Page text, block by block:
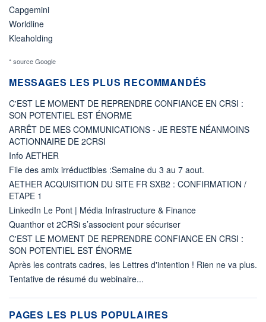
Capgemini
Worldline
Kleaholding
* source Google
MESSAGES LES PLUS RECOMMANDÉS
C'EST LE MOMENT DE REPRENDRE CONFIANCE EN CRSI :
SON POTENTIEL EST ÉNORME
ARRÊT DE MES COMMUNICATIONS - JE RESTE NÉANMOINS
ACTIONNAIRE DE 2CRSI
Info AETHER
File des amix irréductibles :Semaine du 3 au 7 aout.
AETHER ACQUISITION DU SITE FR SXB2 : CONFIRMATION /
ETAPE 1
LinkedIn Le Pont | Média Infrastructure & Finance
Quanthor et 2CRSi s’associent pour sécuriser
C'EST LE MOMENT DE REPRENDRE CONFIANCE EN CRSI :
SON POTENTIEL EST ÉNORME
Après les contrats cadres, les Lettres d'intention ! Rien ne va plus.
Tentative de résumé du webinaire...
PAGES LES PLUS POPULAIRES